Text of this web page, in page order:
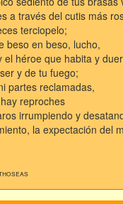
a través del cutis más
terciopelo;
beso en beso, lucho,
héroe que habita y
y de tu fuego;
partes reclamadas,
reproches
irrumpiendo y
la expectación del